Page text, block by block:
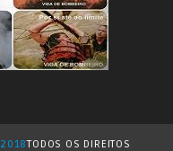
2018TODOS OS DIREITOS